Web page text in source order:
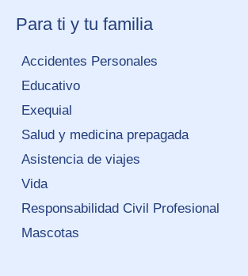
Para ti y tu familia
Accidentes Personales
Educativo
Exequial
Salud y medicina prepagada
Asistencia de viajes
Vida
Responsabilidad Civil Profesional
Mascotas